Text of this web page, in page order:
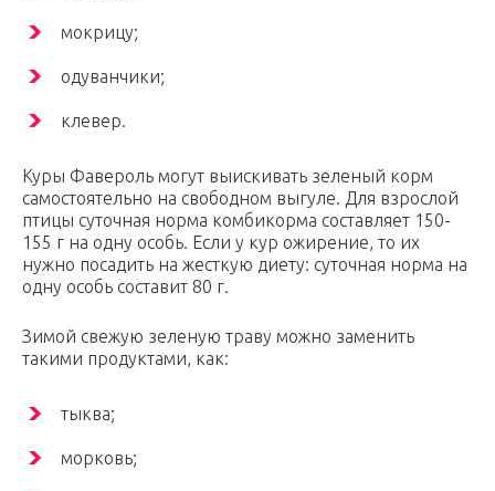
мокрицу;
одуванчики;
клевер.
Куры Фавероль могут выискивать зеленый корм
самостоятельно на свободном выгуле. Для взрослой
птицы суточная норма комбикорма составляет 150-
155 г на одну особь. Если у кур ожирение, то их
нужно посадить на жесткую диету: суточная норма на
одну особь составит 80 г.
Зимой свежую зеленую траву можно заменить
такими продуктами, как:
тыква;
морковь;